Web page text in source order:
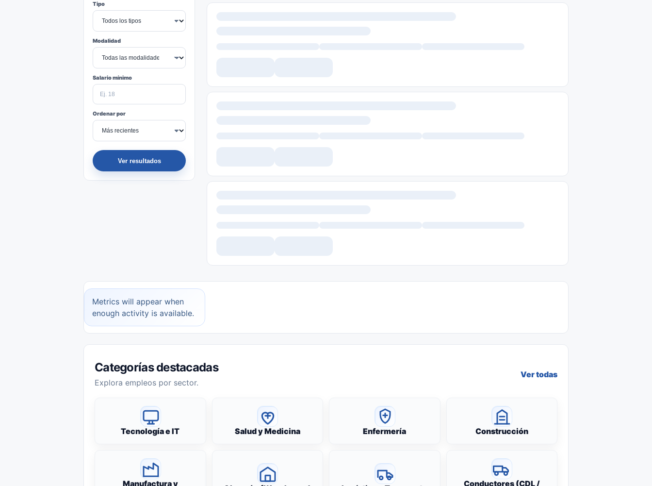
Tipo
Modalidad
Salario mínimo
Ordenar por
Ver resultados
Metrics will appear when
enough activity is available.
Categorías destacadas
Explora empleos por sector.
Ver todas
Tecnología e IT Salud y Medicina Enfermería Construcción
Manufactura y
Conductores (CDL /